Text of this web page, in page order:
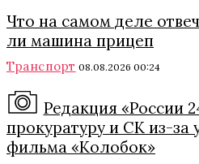
Что на самом деле
ли машина прицеп
Транспорт 08.08.2026 00:24
Редакция «России
прокуратуру и СК из-за
фильма «Колобок»